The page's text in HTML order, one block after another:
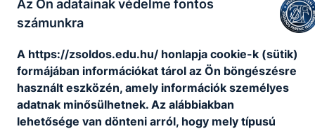
Az Ön adatainak védelme fontos
számunkra
A https://zsoldos.edu.hu/ honlapja cookie-k (sütik)
formájában információkat tárol az Ön böngészésre
használt eszközén, amely információk személyes
adatnak minősülhetnek. Az alábbiakban
lehetősége van dönteni arról, hogy mely típusú